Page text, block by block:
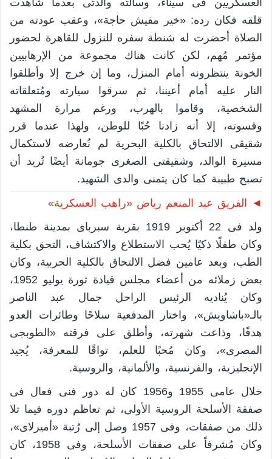
العسكريين فى سيناء، وسألته والدتى بعدما شاهدت
قلقه فكان رده: «خير مفيش حاجة»، وعقب عودته من
الصلاة أحضرت له شنطة سفره للنزول للقاهرة لحضور
مؤتمر مُهم، لكن كانت هناك مجموعة من الإرهابيين
الخونة ينتظرونه أمام المنزل، وما إن خرج إلا وأطلقوا
النار عليه أمام أعيننا، ثم سرقوا سيارته ومُتعلقاته
الشخصية، وقاموا بالهرب، ورغم مرارة المشهد
وقسوته، إلا أنه زادنا حُبًا للوطن، ولهذا عندما قرر
شقيقى الالتحاق بالكلية البحرية لم نُعارضه لاستكمال
مسيرة الوالد، وشقيقتى الصغرى جومانة أيضًا تُريد أن
تصبح طبيبة كما كان يتمنى والدى الشهيد.
◄ الفريق عبد المنعم رياض «راهب العسكرية»
ولد فى 22 أكتوبر 1919 بقرية سبرباى بمدينة طنطا،
وكان طفلًا ذكيًا يُحب الاستطلاع والاكتشاف، التحق بكلية
الطب، وبعد عامين فضل الالتحاق بالكلية الحربية، وكان
بعض زملائه من أعضاء مجلس قيادة ثورة يوليو 1952،
وكان يُناديه الرئيس الراحل جمال عبد الناصر
بالـ«باشاويش»، واختار المدفعية سلاحًا وطائرات العدو
هدفًا، وذاعت شهرته، وأطلق على فرقته «الطوبجى
المصرى»، وكان مُحبًا للعلم، تواقًا للمعرفة، يُجيد
الإنجليزية، والفرنسية، والألمانية، والروسية.
خلال عامى 1955 و1956 كان له دور فنى فعال فى
صفقة الأسلحة الروسية الأولى، ثم تعاظم دوره فيما تلا
ذلك من صفقات، وفى 1957 وصل إلى رُتبة «أميرلاى»،
وكان مُشرفاً على صفقات الأسلحة، وفى 1958، كان